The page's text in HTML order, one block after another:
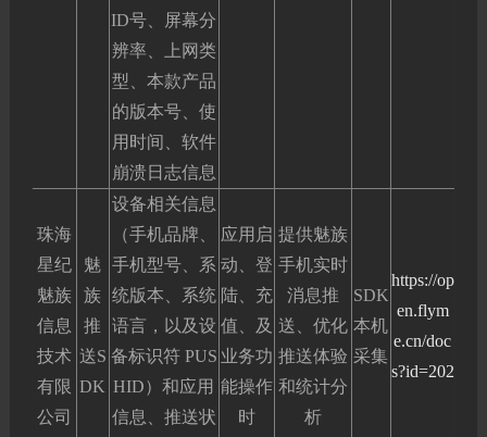
ID号、屏幕分
辨率、上网类
型、本款产品
的版本号、使
用时间、软件
崩溃日志信息
珠海
星纪
魅族
信息
技术
有限
公司
魅
族
推
送S
DK
设备相关信息
（手机品牌、
手机型号、系
统版本、系统
语言，以及设
备标识符 PUS
HID）和应用
信息、推送状
应用启
动、登
陆、充
值、及
业务功
能操作
时
提供魅族
手机实时
消息推
送、优化
推送体验
和统计分
析
SDK
本机
采集
https://op
en.flym
e.cn/doc
s?id=202